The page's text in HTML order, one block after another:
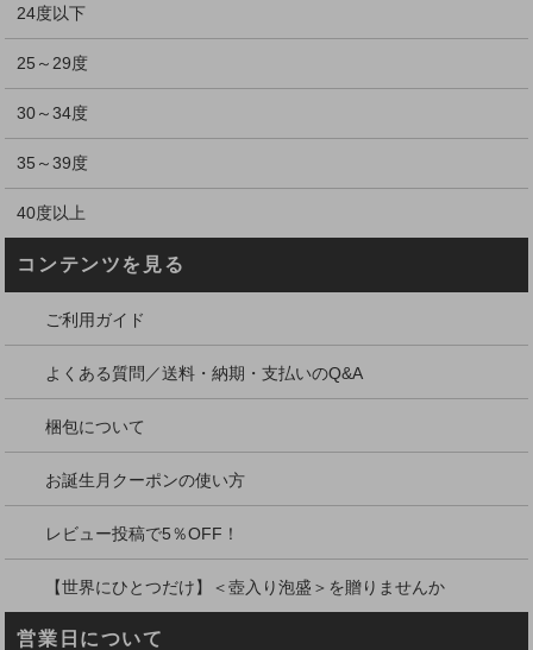
24度以下
25～29度
30～34度
35～39度
40度以上
コンテンツを見る
ご利用ガイド
よくある質問／送料・納期・支払いのQ&A
梱包について
お誕生月クーポンの使い方
レビュー投稿で5％OFF！
【世界にひとつだけ】＜壺入り泡盛＞を贈りませんか
営業日について